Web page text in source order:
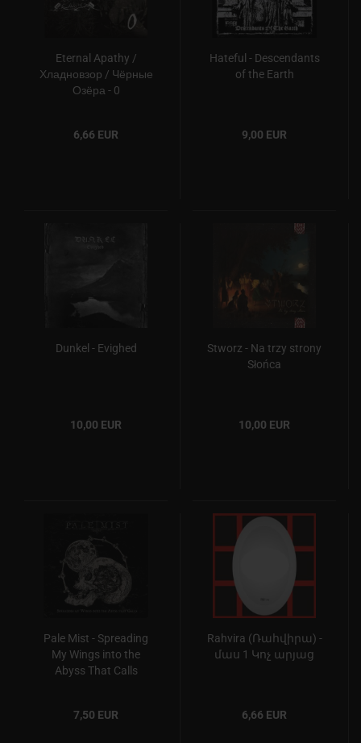
Eternal Apathy /
Хладновзор / Чёрные
Озёра - 0
6,66 EUR
Hateful - Descendants
of the Earth
9,00 EUR
Dunkel - Evighed
10,00 EUR
Stworz - Na trzy strony
Słońca
10,00 EUR
Pale Mist - Spreading
My Wings into the
Abyss That Calls
7,50 EUR
Rahvira (Ռահվիրա) -
մաս 1 Կոչ արյաց
6,66 EUR